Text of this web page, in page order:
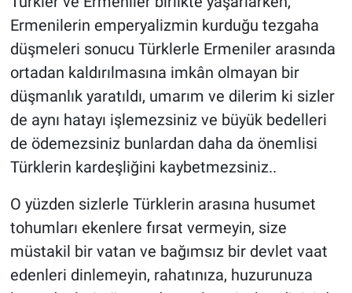
Ermenilerin emperyalizmin kurduğu tezgaha
düşmeleri sonucu Türklerle Ermeniler arasında
ortadan kaldırılmasına imkân olmayan bir
düşmanlık yaratıldı, umarım ve dilerim ki sizler
de aynı hatayı işlemezsiniz ve büyük bedelleri
de ödemezsiniz bunlardan daha da önemlisi
Türklerin kardeşliğini kaybetmezsiniz..
O yüzden sizlerle Türklerin arasına husumet
tohumları ekenlere fırsat vermeyin, size
müstakil bir vatan ve bağımsız bir devlet vaat
edenleri dinlemeyin, rahatınıza, huzurunuza